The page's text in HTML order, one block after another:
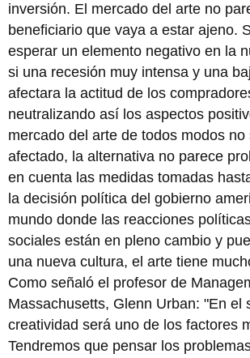
inversión. El mercado del arte no
beneficiario que vaya a estar ajeno.
esperar un elemento negativo en la
si una recesión muy intensa y una
afectara la actitud de los
neutralizando así los aspectos
mercado del arte de todos modos
afectado, la alternativa no parece
en cuenta las medidas tomadas
la decisión política del gobierno
mundo donde las reacciones
sociales están en pleno cambio y
una nueva cultura, el arte tiene
Como señaló el profesor de
Massachusetts, Glenn Urban: "En el
creatividad será uno de los factores
Tendremos que pensar los